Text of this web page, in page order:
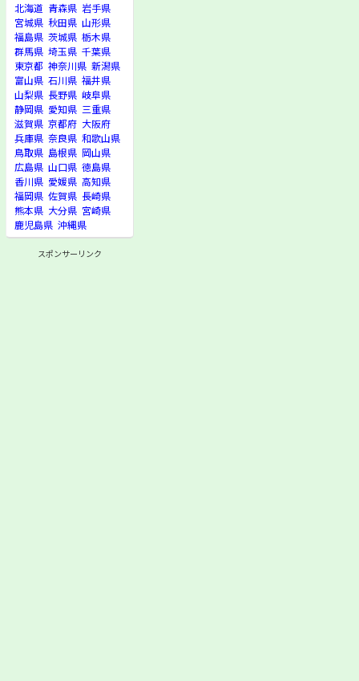
北海道 青森県 岩手県
宮城県 秋田県 山形県
福島県 茨城県 栃木県
群馬県 埼玉県 千葉県
東京都 神奈川県 新潟県
富山県 石川県 福井県
山梨県 長野県 岐阜県
静岡県 愛知県 三重県
滋賀県 京都府 大阪府
兵庫県 奈良県 和歌山県
鳥取県 島根県 岡山県
広島県 山口県 徳島県
香川県 愛媛県 高知県
福岡県 佐賀県 長崎県
熊本県 大分県 宮崎県
鹿児島県 沖縄県
スポンサーリンク